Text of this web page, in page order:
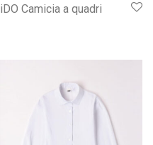
iDO Camicia a quadri